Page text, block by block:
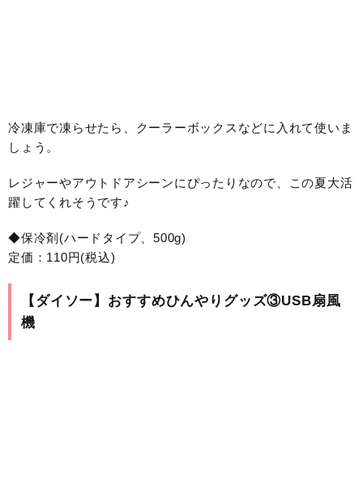
冷凍庫で凍らせたら、クーラーボックスなどに入れて使いま
しょう。
レジャーやアウトドアシーンにぴったりなので、この夏大活
躍してくれそうです♪
◆保冷剤(ハードタイプ、500g)
定価：110円(税込)
【ダイソー】おすすめひんやりグッズ③USB扇風
機